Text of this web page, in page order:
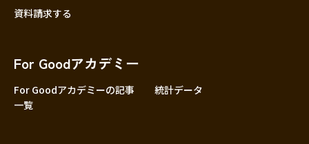
資料請求する
For Goodアカデミー
For Goodアカデミーの記事
一覧
統計データ